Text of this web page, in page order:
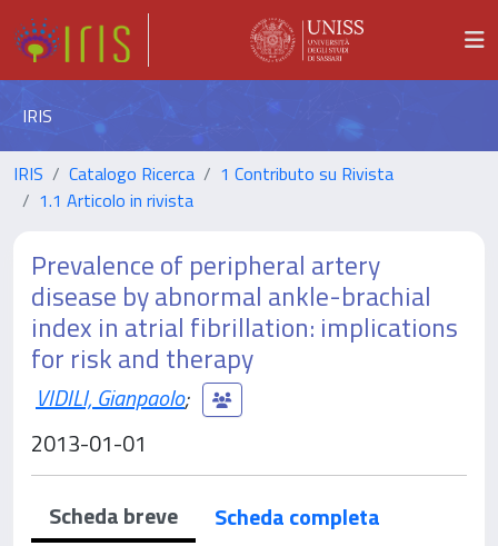
IRIS
IRIS Catalogo Ricerca
1 Contributo su Rivista
1.1 Articolo in rivista
Prevalence of peripheral artery
disease by abnormal ankle-brachial
index in atrial fibrillation: implications
for risk and therapy
VIDILI, Gianpaolo;
2013-01-01
Scheda breve
Scheda completa